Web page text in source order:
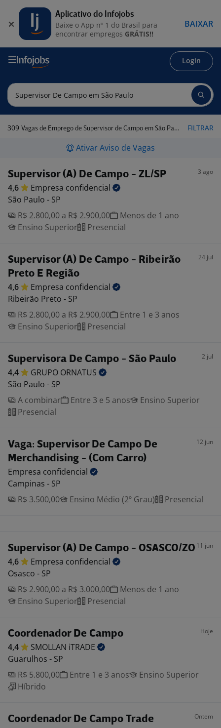
Login
309 Vagas de Emprego de Supervisor de Campo em São Paulo FILTRAR
Ativar Aviso de Vagas
Supervisor (A) De Campo - ZL/SP 3 ago
4,6 Empresa confidencial
São Paulo - SP
R$ 2.800,00 a R$ 2.900,00
Menos de 1 ano
Ensino Superior
Presencial
Supervisor (A) De Campo - Ribeirão
Preto E Região
24 jul
4,6 Empresa confidencial
Ribeirão Preto - SP
R$ 2.800,00 a R$ 2.900,00
Entre 1 e 3 anos
Ensino Superior
Presencial
Supervisora De Campo - São Paulo 2 jul
4,4 GRUPO ORNATUS
São Paulo - SP
A combinar
Entre 3 e 5 anos
Ensino Superior
Presencial
Vaga: Supervisor De Campo De
Merchandising - (Com Carro)
12 jun
Empresa confidencial
Campinas - SP
R$ 3.500,00
Ensino Médio (2º Grau) Presencial
Supervisor (A) De Campo - OSASCO/ZO 11 jun
4,6 Empresa confidencial
Osasco - SP
R$ 2.900,00 a R$ 3.000,00
Menos de 1 ano
Ensino Superior
Presencial
Coordenador De Campo Hoje
4,4 SMOLLAN iTRADE
Guarulhos - SP
R$ 5.800,00
Entre 1 e 3 anos
Ensino Superior
Híbrido
Coordenador De Campo Trade
Ontem
Aplicativo do Infojobs
Baixe o App nº 1 do Brasil para
encontrar empregos GRÁTIS!!
BAIXAR